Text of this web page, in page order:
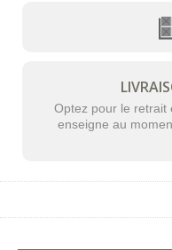
Optez pour le retrait
enseigne au